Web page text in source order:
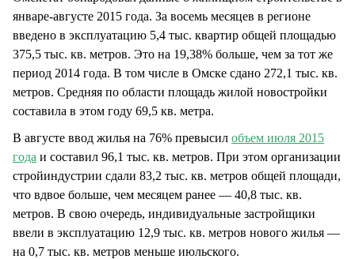
январе-августе 2015 года. За восемь месяцев в регионе
введено в эксплуатацию 5,4 тыс. квартир общей площадью
375,5 тыс. кв. метров. Это на 19,38% больше, чем за тот же
период 2014 года. В том числе в Омске сдано 272,1 тыс. кв.
метров. Средняя по области площадь жилой новостройки
составила в этом году 69,5 кв. метра.
В августе ввод жилья на 76% превысил объем июля 2015
года и составил 96,1 тыс. кв. метров. При этом организации
стройиндустрии сдали 83,2 тыс. кв. метров общей площади,
что вдвое больше, чем месяцем ранее — 40,8 тыс. кв.
метров. В свою очередь, индивидуальные застройщики
ввели в эксплуатацию 12,9 тыс. кв. метров нового жилья —
на 0,7 тыс. кв. метров меньше июльского.